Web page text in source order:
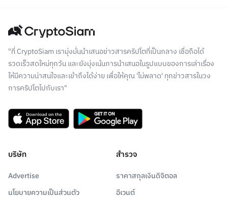
"ที่ CryptoSiam เรามุ่งมั่นนำเสนอข่าวสารคริปโตที่เป็นกลาง เชื่อถือได้
รวดเร็วสดใหม่ทุกวัน และยังมุ่งเน้นการนำเสนอในรูปแบบของการเล่าเรื่อง
ให้มีความน่าสนใจและเข้าถึงได้ง่าย เพื่อให้คุณ 'ไม่พลาด' ทุกข่าวสารในวง
การคริปโตไปกับเรา"
บริษัท
Advertise
นโยบายความเป็นส่วนตัว
สำรวจ
ราคาสกุลเงินดิจิตอล
อีเวนต์